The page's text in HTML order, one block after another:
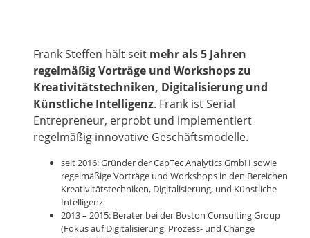
Frank Steffen hält seit mehr als 5 Jahren
regelmäßig Vorträge und Workshops zu
Kreativitätstechniken, Digitalisierung und
Künstliche Intelligenz. Frank ist Serial
Entrepreneur, erprobt und implementiert
regelmäßig innovative Geschäftsmodelle.
seit 2016: Gründer der CapTec Analytics GmbH sowie
regelmäßige Vorträge und Workshops in den Bereichen
Kreativitätstechniken, Digitalisierung, und Künstliche
Intelligenz
2013 – 2015: Berater bei der Boston Consulting Group
(Fokus auf Digitalisierung, Prozess- und Change